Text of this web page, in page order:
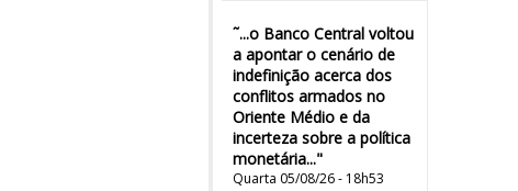
˜...o Banco Central voltou
a apontar o cenário de
indefinição acerca dos
conflitos armados no
Oriente Médio e da
incerteza sobre a política
monetária..."
Quarta 05/08/26 - 18h53